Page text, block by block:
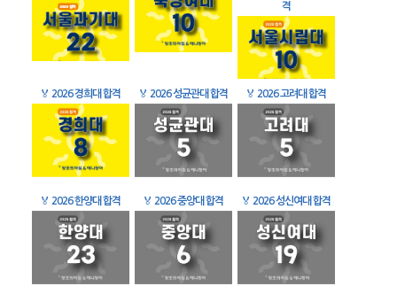
격
🏅 2026 경희대 합격 🏅 2026 성균관대 합격 🏅 2026 고려대 합격
🏅 2026 한양대 합격 🏅 2026 중앙대 합격 🏅 2026 성신여대 합격